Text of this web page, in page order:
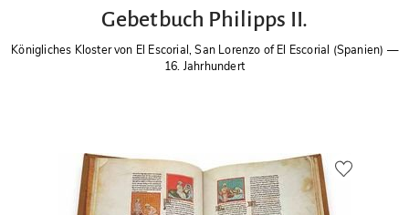
Gebetbuch Philipps II.
Königliches Kloster von El Escorial, San Lorenzo of El Escorial (Spanien) —
16. Jahrhundert